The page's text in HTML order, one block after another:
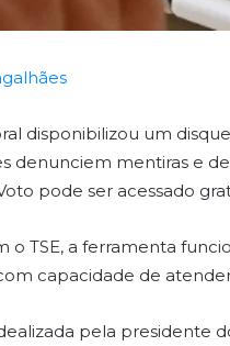
disponibilizou um
denunciem mentiras e
Voto pode ser acessado
o TSE, a ferramenta
capacidade de
pela presidente